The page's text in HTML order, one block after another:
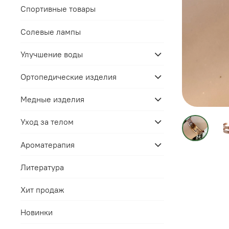
Спортивные товары
Солевые лампы
Улучшение воды
Ортопедические изделия
Медные изделия
Уход за телом
Ароматерапия
Литература
Хит продаж
Новинки